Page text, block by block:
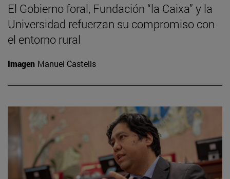
El Gobierno foral, Fundación “la Caixa” y la
Universidad refuerzan su compromiso con
el entorno rural
Imagen Manuel Castells